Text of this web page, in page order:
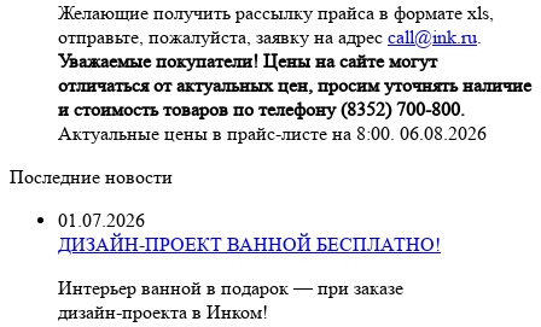
Желающие получить рассылку прайса в формате xls,
отправьте, пожалуйста, заявку на адрес call@ink.ru.
Уважаемые покупатели! Цены на сайте могут
отличаться от актуальных цен, просим уточнять наличие
и стоимость товаров по телефону (8352) 700-800.
Актуальные цены в прайс-листе на 8:00. 06.08.2026
Последние новости
01.07.2026
ДИЗАЙН-ПРОЕКТ ВАННОЙ БЕСПЛАТНО!
Интерьер ванной в подарок — при заказе
дизайн‑проекта в Инком!